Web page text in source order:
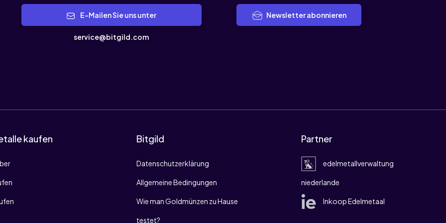
service@bitgild.com
Newsletter abonnieren
kaufen Bitgild
Datenschutzerklärung
Allgemeine Bedingungen
Wie man Goldmünzen zu Hause
testet?
Partner
edelmetallverwaltung
niederlande
Inkoop Edelmetaal